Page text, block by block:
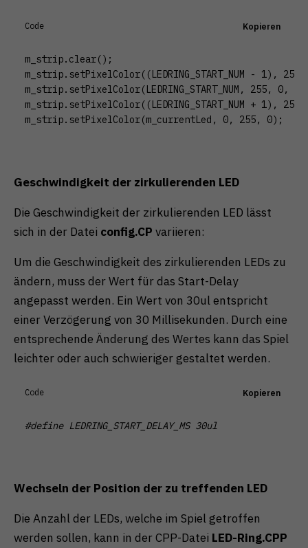
Code Kopieren
m_strip.clear();
m_strip.setPixelColor((LEDRING_START_NUM - 1),
m_strip.setPixelColor(LEDRING_START_NUM, 255, 0,
m_strip.setPixelColor((LEDRING_START_NUM + 1),
m_strip.setPixelColor(m_currentLed, 0, 255, 0);
Geschwindigkeit der zirkulierenden LED
Die Geschwindigkeit der zirkulierenden LED lässt
sich in der Datei config.CP variieren:
Um die Geschwindigkeit des zirkulierenden LEDs zu
ändern, muss der Wert für das Start-Delay
angepasst werden. Ein Wert von 30ul entspricht
einer Verzögerung von 30 Millisekunden. Durch eine
entsprechende Änderung des Wertes kann das Spiel
leichter oder auch schwieriger gestaltet werden.
Code Kopieren
#define LEDRING_START_DELAY_MS 30ul
Wechseln der Position der zu treffenden LED
Die Anzahl der LEDs, welche im Spiel getroffen
werden sollen, kann in der CPP-Datei LED-Ring.CPP